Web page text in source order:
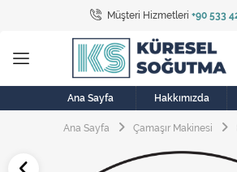
Müşteri Hizmetleri +90 533
Tüm
Bulaşık Makinesi
Buzdolabı
Çamaşır Kurutma
Ana Sayfa Hakkımızda
Ana Sayfa Çamaşır Makinesi